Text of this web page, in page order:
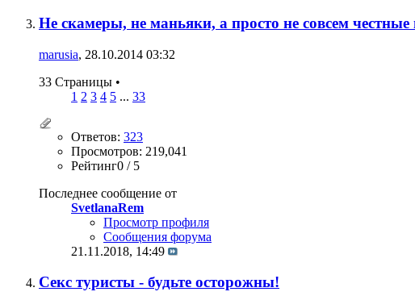
Не скамеры, не маньяки, а просто не совсем
marusia, 28.10.2014 03:32
33 Страницы •
1 2 3 4 5 ... 33
Ответов: 323
Просмотров: 219,041
Рейтинг0 / 5
Последнее сообщение от
SvetlanaRem
Просмотр профиля
Сообщения форума
21.11.2018, 14:49
Секс туристы - будьте осторожны!